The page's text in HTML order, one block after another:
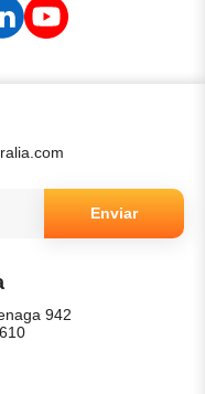
Enviar
942